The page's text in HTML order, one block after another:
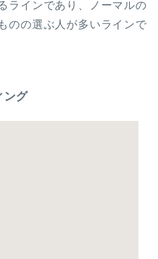
ラインであり、ノーマルの
のの選ぶ人が多いラインで
ング